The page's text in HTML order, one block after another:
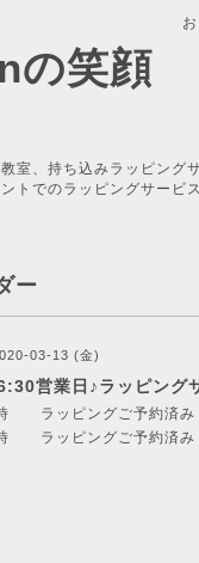
の笑顔
室、持ち込みラッピン
トでのラッピングサービ
ー
03-13 (金)
営業日♪ラッピング
ラッピングご予約済み
ラッピングご予約済み